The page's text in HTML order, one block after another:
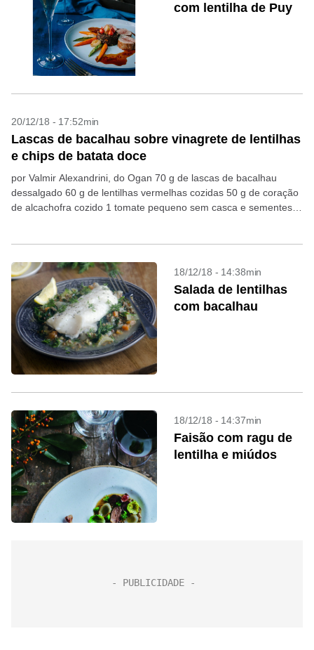
com lentilha de Puy
20/12/18 - 17:52min
Lascas de bacalhau sobre vinagrete de lentilhas
e chips de batata doce
por Valmir Alexandrini, do Ogan 70 g de lascas de bacalhau
dessalgado 60 g de lentilhas vermelhas cozidas 50 g de coração
de alcachofra cozido 1 tomate pequeno sem casca e sementes
18/12/18 - 14:38min
Salada de lentilhas
com bacalhau
18/12/18 - 14:37min
Faisão com ragu de
lentilha e miúdos